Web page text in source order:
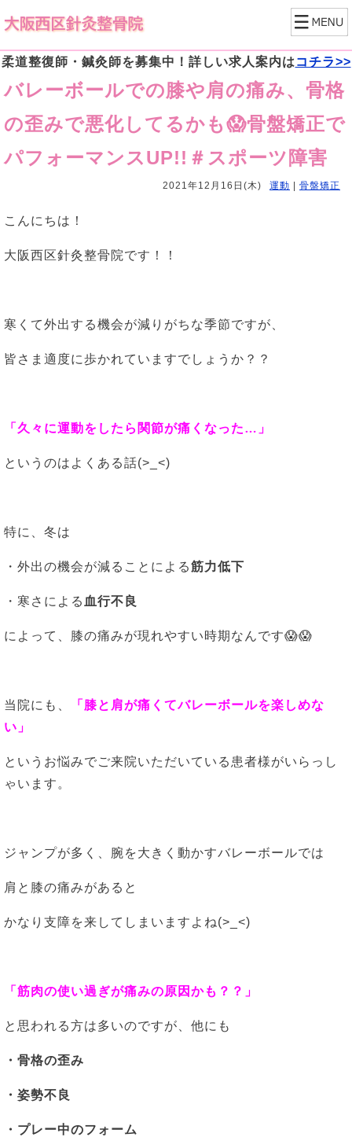
柔道整復師・鍼灸師を募集中！詳しい求人案内は コチラ>>
バレーボールでの膝や肩の痛み、骨格
の歪みで悪化してるかも😱骨盤矯正で
パフォーマンスUP!!＃スポーツ障害
2021年12月16日(木) 運動 骨盤矯正
こんにちは！
大阪西区針灸整骨院です！！
寒くて外出する機会が減りがちな季節ですが、
皆さま適度に歩かれていますでしょうか？？
「久々に運動をしたら関節が痛くなった…」
というのはよくある話(>_<)
特に、冬は
・外出の機会が減ることによる筋力低下
・寒さによる 血行不良
によって、膝の痛みが現れやすい時期なんです😱😱
当院にも、
「膝と肩が痛くてバレーボールを楽しめな
い」
というお悩みでご来院いただいている患者様がいらっし
ゃいます。
ジャンプが多く、腕を大きく動かすバレーボールでは
肩と膝の痛みがあると
かなり支障を来してしまいますよね(>_<)
「筋肉の使い過ぎが痛みの原因かも？？」
と思われる方は多いのですが、他にも
・骨格の歪み
・姿勢不良
・プレー中のフォーム